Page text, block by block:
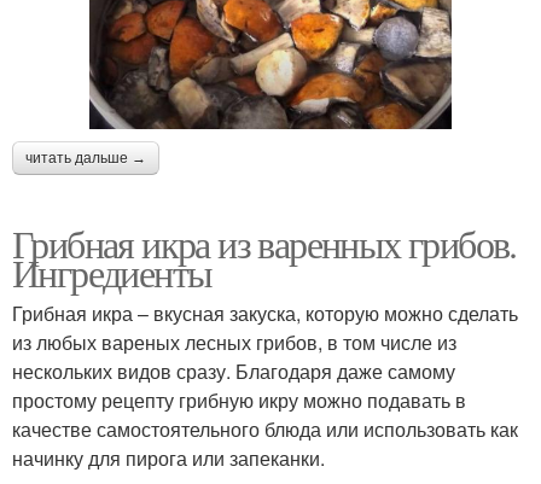
читать дальше →
Грибная икра из варенных грибов.
Ингредиенты
Грибная икра – вкусная закуска, которую можно сделать
из любых вареных лесных грибов, в том числе из
нескольких видов сразу. Благодаря даже самому
простому рецепту грибную икру можно подавать в
качестве самостоятельного блюда или использовать как
начинку для пирога или запеканки.